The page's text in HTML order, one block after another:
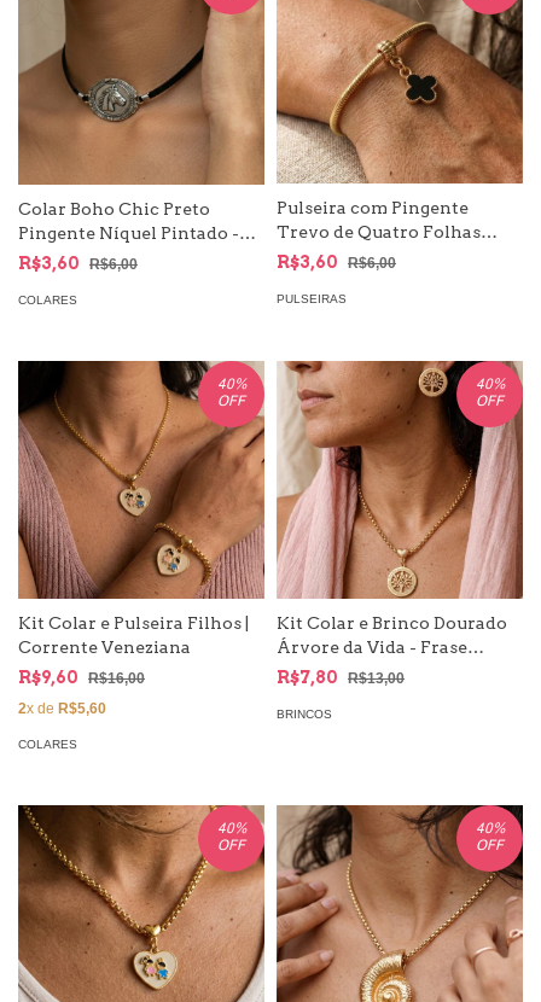
Colar Boho Chic Preto
Pingente Níquel Pintado -
Country
R$3,60 R$6,00
COLARES
Pulseira com Pingente
Trevo de Quatro Folhas
Pequeno
R$3,60 R$6,00
PULSEIRAS
40%
OFF
Kit Colar e Pulseira Filhos |
Corrente Veneziana
R$9,60
R$16,00
2x de R$5,60
COLARES
40%
OFF
Kit Colar e Brinco Dourado
Árvore da Vida - Frase
Família
R$7,80 R$13,00
BRINCOS
40%
OFF
40%
OFF